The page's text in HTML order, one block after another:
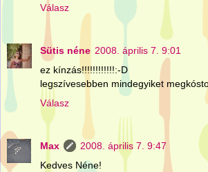
Válasz
Sütis néne 2008. április 7. 9:01
ez kínzás!!!!!!!!!!!!:-D
legszívesebben mindegyiket
Válasz
Max
2008. április 7. 9:47
Kedves Néne!